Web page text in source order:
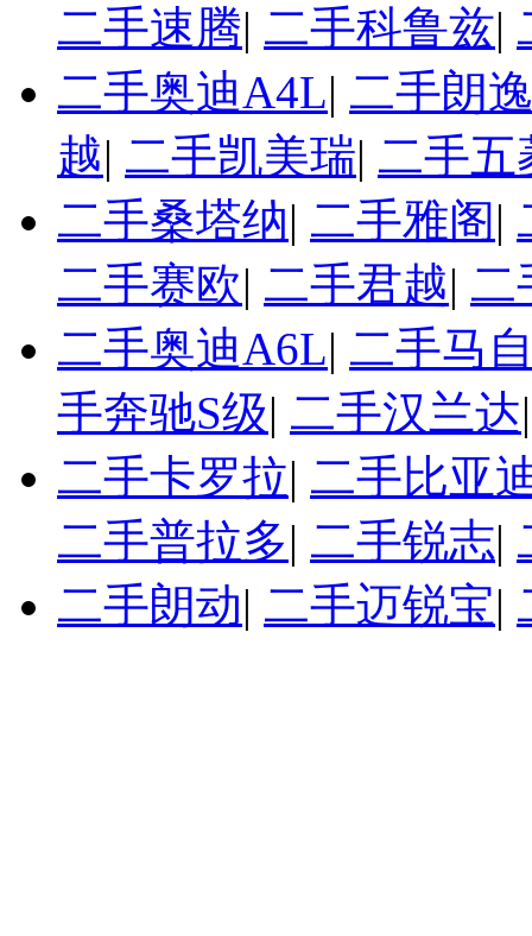
二手速腾| 二手科鲁兹|
二手奥迪A4L| 二手朗
越| 二手凯美瑞| 二手五
二手桑塔纳| 二手雅阁|
二手赛欧| 二手君越| 二
二手奥迪A6L| 二手马
手奔驰S级| 二手汉兰达
二手卡罗拉| 二手比亚
二手普拉多| 二手锐志|
二手朗动| 二手迈锐宝|